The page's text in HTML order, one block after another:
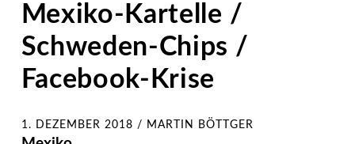
Mexiko-Kartelle /
Schweden-Chips /
Facebook-Krise
1. DEZEMBER 2018 / MARTIN BÖTTGER